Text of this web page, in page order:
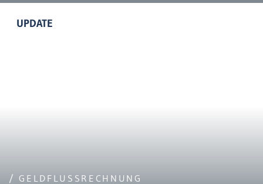
UPDATE
/ GELDFLUSSRECHNUNG